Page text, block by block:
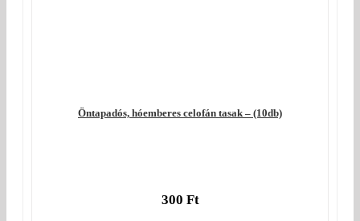
Öntapadós, hóemberes celofán tasak – (10db)
300 Ft